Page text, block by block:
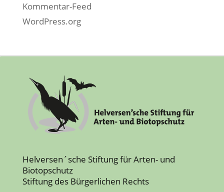
Kommentar-Feed
WordPress.org
Helversen´sche Stiftung für Arten- und
Biotopschutz
Stiftung des Bürgerlichen Rechts